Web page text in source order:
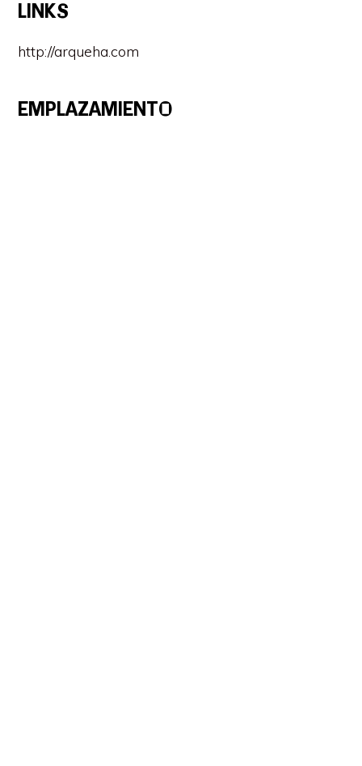
LINKS
http://arqueha.com
EMPLAZAMIENTO